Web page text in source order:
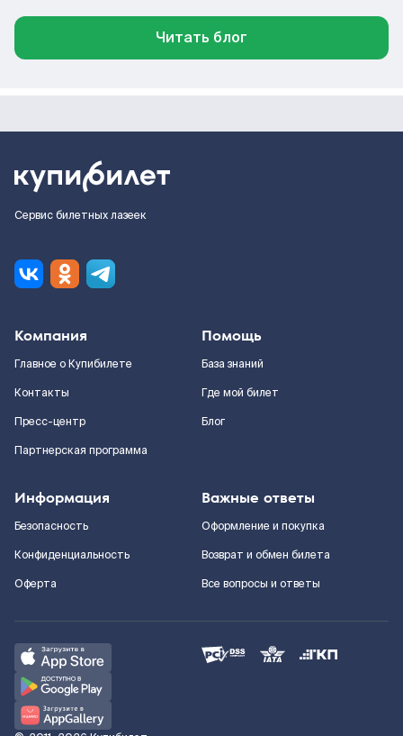
Читать блог
Сервис билетных лазеек
Компания
Главное о Купибилете
Контакты
Пресс-центр
Партнерская программа
Помощь
База знаний
Где мой билет
Блог
Информация
Безопасность
Конфиденциальность
Оферта
Важные ответы
Оформление и покупка
Возврат и обмен билета
Все вопросы и ответы